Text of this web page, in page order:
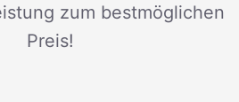
zum bestmöglichen
Preis!